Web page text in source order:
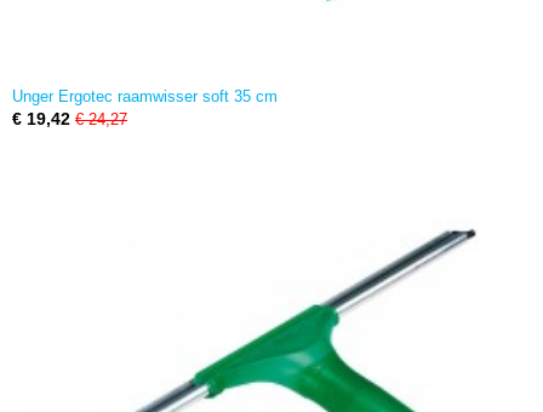
Unger Ergotec raamwisser soft 35 cm
€ 19,42 € 24,27